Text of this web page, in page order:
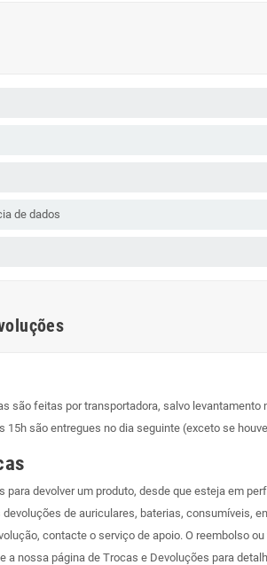
de dados
são feitas por transportadora, salvo levantamento
15h são entregues no dia seguinte (exceto se
para devolver um produto, desde que esteja em
devoluções de auriculares, baterias, consumíveis,
contacte o serviço de apoio. O reembolso
a nossa página deTrocas e Devoluções para